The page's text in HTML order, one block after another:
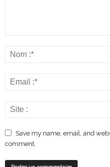
Save my name, email, and
comment.